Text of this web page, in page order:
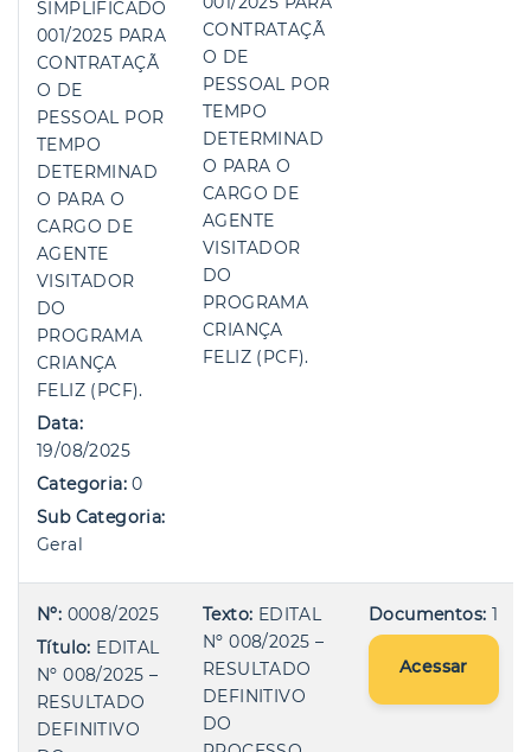
SIMPLIFICADO
001/2025 PARA
CONTRATAÇÃ
O DE
PESSOAL POR
TEMPO
DETERMINAD
O PARA O
CARGO DE
AGENTE
VISITADOR
DO
PROGRAMA
CRIANÇA
FELIZ (PCF).
Data:
19/08/2025
Categoria:0
Sub Categoria:
Geral
CONTRATAÇÃ
O DE
PESSOAL POR
TEMPO
DETERMINAD
O PARA O
CARGO DE
AGENTE
VISITADOR
DO
PROGRAMA
CRIANÇA
FELIZ (PCF).
Nº: 0008/2025
Título: EDITAL
Nº 008/2025 –
RESULTADO
DEFINITIVO
Texto: EDITAL
Nº 008/2025 –
RESULTADO
DEFINITIVO
DO
Documentos: 1
Acessar